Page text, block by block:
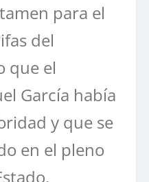
para el
del
que el
García había
y que se
en el pleno